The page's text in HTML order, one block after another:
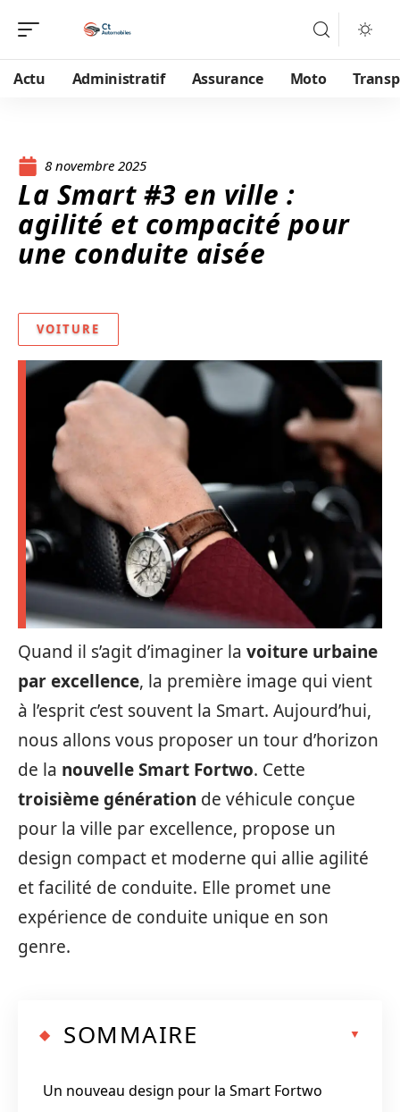
Actu Administratif Assurance Moto
8 novembre 2025
La Smart #3 en ville :
agilité et compacité pour
une conduite aisée
VOITURE
Quand il s’agit d’imaginer la voiture urbaine
par excellence, la première image qui vient
à l’esprit c’est souvent la Smart. Aujourd’hui,
nous allons vous proposer un tour d’horizon
de la nouvelle Smart Fortwo. Cette
troisième génération de véhicule conçue
pour la ville par excellence, propose un
design compact et moderne qui allie agilité
et facilité de conduite. Elle promet une
expérience de conduite unique en son
genre.
SOMMAIRE
Un nouveau design pour la Smart Fortwo